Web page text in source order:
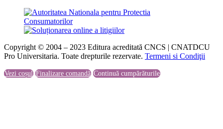
Copyright © 2004 – 2023 Editura acreditată CNCS | CNATDCU
Pro Universitaria. Toate drepturile rezervate. Termeni si Condiţii
Vezi coșul Finalizare comandă Continuă cumpărăturile